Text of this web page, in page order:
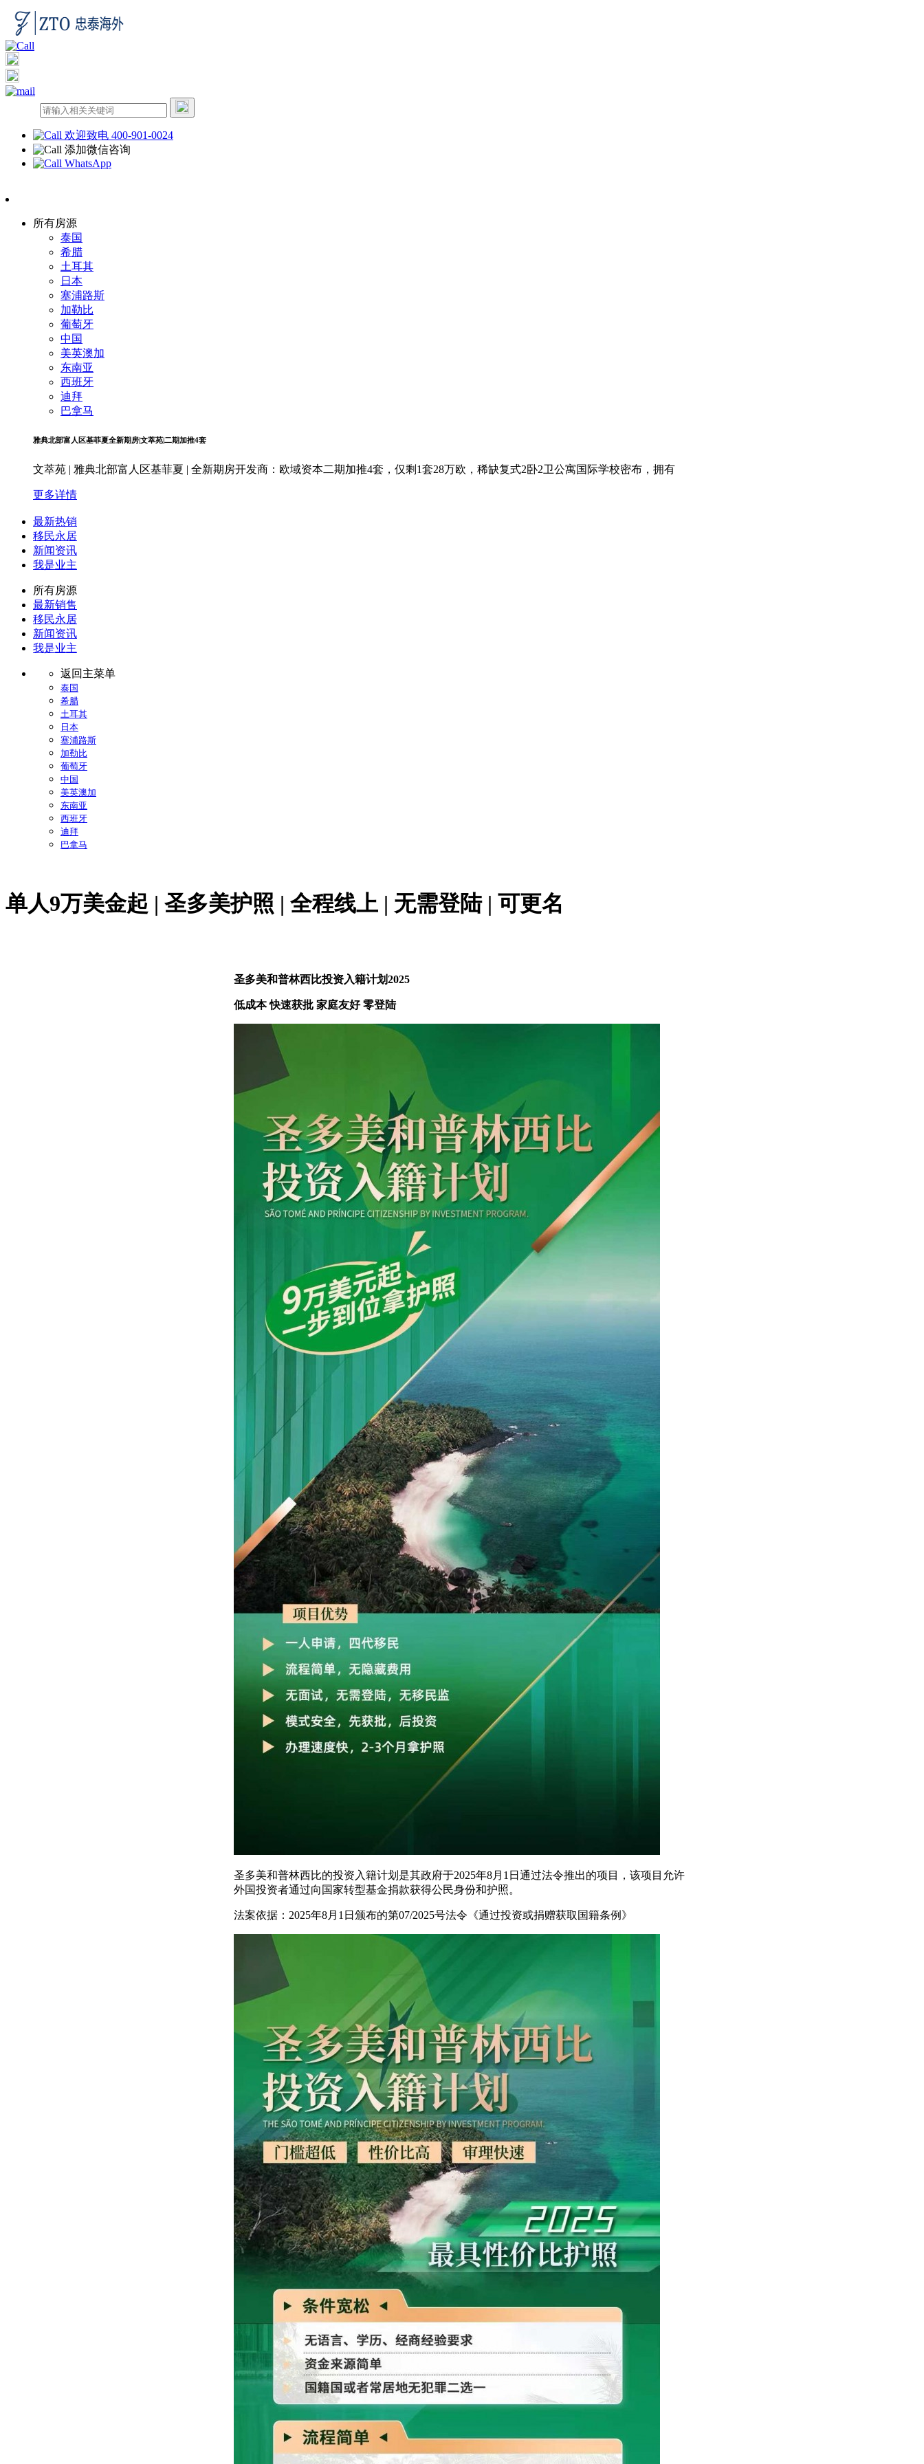
欢迎致电 400-901-0024
添加微信咨询
WhatsApp
所有房源
泰国
希腊
土耳其
日本
塞浦路斯
加勒比
葡萄牙
中国
美英澳加
东南亚
西班牙
迪拜
巴拿马
雅典北部富人区基菲夏全新期房|文萃苑|二期加推4套
文萃苑 | 雅典北部富人区基菲夏 | 全新期房开发商：欧域资本二期加推4套，仅剩1套28万欧，稀缺复式2卧2卫公寓国际学校密布，拥有
更多详情
最新热销
移民永居
新闻资讯
我是业主
所有房源
最新销售
移民永居
新闻资讯
我是业主
返回主菜单
泰国
希腊
土耳其
日本
塞浦路斯
加勒比
葡萄牙
中国
美英澳加
东南亚
西班牙
迪拜
巴拿马
单人9万美金起 | 圣多美护照 | 全程线上 | 无需登陆 | 可更名
圣多美和普林西比投资入籍计划2025
低成本 快速获批 家庭友好 零登陆
圣多美和普林西比的投资入籍计划是其政府于2025年8月1日通过法令推出的项目，该项目允许
外国投资者通过向国家转型基金捐款获得公民身份和护照。
法案依据：2025年8月1日颁布的第07/2025号法令《通过投资或捐赠获取国籍条例》